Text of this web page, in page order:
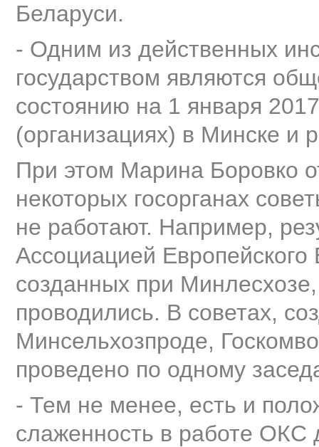
Беларуси.
- Одним из действенных
государством являются
состоянию на 1 января
(организациях) в Минске и
При этом Марина Боровко
некоторых госорганах
не работают. Например,
Ассоциацией
созданных при
проводились. В советах,
Минсельхозпроде,
проведено по одному
- Тем не менее, есть и
слаженность в работе ОКС